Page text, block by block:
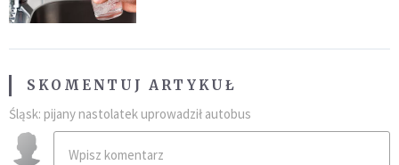
SKOMENTUJ ARTYKUŁ
Śląsk: pijany nastolatek uprowadził autobus